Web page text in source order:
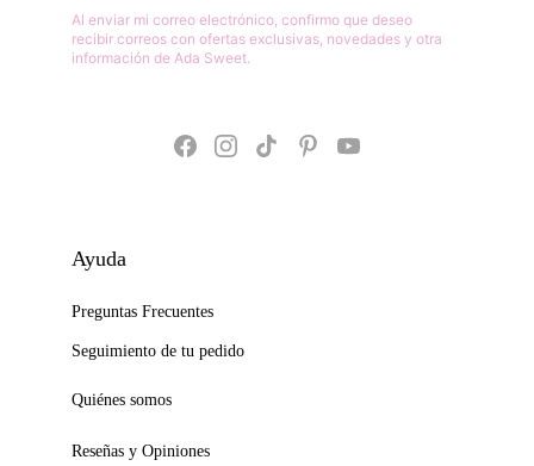
Preguntas Frecuentes
Quiénes somos
Reseñas y Opiniones
Seguimiento de tu pedido
Ayuda
Al enviar mi correo electrónico, confirmo que deseo
recibir correos con ofertas exclusivas, novedades y otra
información de Ada Sweet.